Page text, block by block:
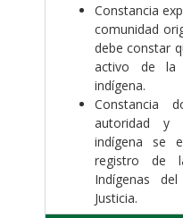
Constancia
comunidad
debe constar
activo de la
indígena.
Constancia
autoridad y
indígena se
registro de
Indígenas
Justicia.